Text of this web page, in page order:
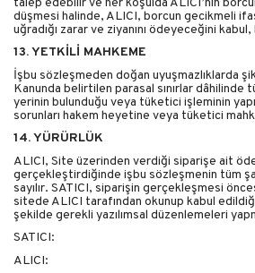
düşmesi halinde, ALICI, borcun gecikmeli
uğradığı zarar ve ziyanını ödeyeceğini
13. YETKİLİ MAHKEME
İşbu sözleşmeden doğan uyuşmazlıklarda
Kanunda belirtilen parasal sınırlar dâhilinde
yerinin bulunduğu veya tüketici işleminin
sorunları hakem heyetine veya tüketici
14. YÜRÜRLÜK
ALICI, Site üzerinden verdiği siparişe ait
gerçekleştirdiğinde işbu sözleşmenin tüm
sayılır. SATICI, siparişin gerçekleşmesi
sitede ALICI tarafından okunup kabul
şekilde gerekli yazılımsal düzenlemeleri
SATICI:
ALICI: